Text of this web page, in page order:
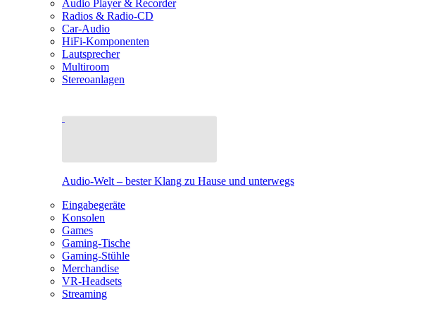
Audio Player & Recorder
Radios & Radio-CD
Car-Audio
HiFi-Komponenten
Lautsprecher
Multiroom
Stereoanlagen
Audio-Welt – bester Klang zu Hause und unterwegs
Eingabegeräte
Konsolen
Games
Gaming-Tische
Gaming-Stühle
Merchandise
VR-Headsets
Streaming